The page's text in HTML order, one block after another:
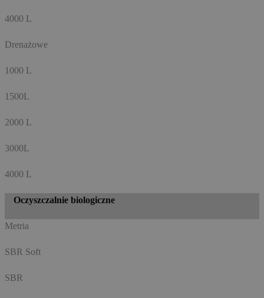
4000 L
Drenażowe
1000 L
1500L
2000 L
3000L
4000 L
Oczyszczalnie biologiczne
Metria
SBR Soft
SBR